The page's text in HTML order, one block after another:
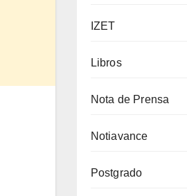
IZET
Libros
Nota de Prensa
Notiavance
Postgrado